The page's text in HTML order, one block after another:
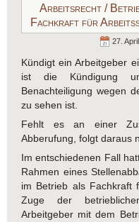
Arbeitsrecht /
Fachkraft für
27.
Kündigt ein Arbeitgeber
ist die Kündigung
Benachteiligung wegen
zu sehen ist.
Fehlt es an einer
Abberufung, folgt daraus
Im entschiedenen Fall
Rahmen eines
im Betrieb als Fachkraft
Zuge der
Arbeitgeber mit dem